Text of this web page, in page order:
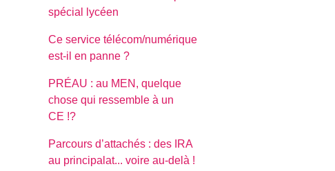
spécial lycéen
Ce service télécom/numérique
est-il en panne ?
PRÉAU : au MEN, quelque
chose qui ressemble à un
CE !?
Parcours d’attachés : des IRA
au principalat... voire au-delà !